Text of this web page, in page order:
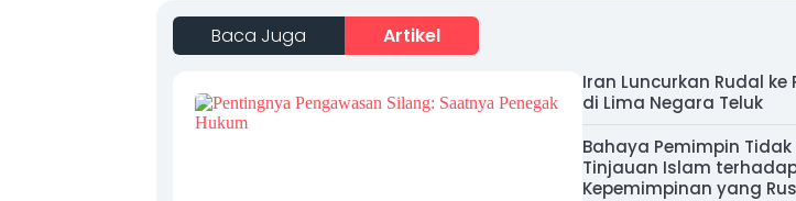
Baca Juga Artikel
Iran Luncurkan Rudal ke
di Lima Negara Teluk
Bahaya Pemimpin Tidak
Tinjauan Islam
Kepemimpinan yang